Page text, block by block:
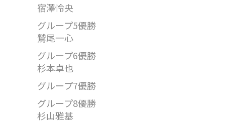
宿澤怜央
グループ5優勝
鷲尾一心
グループ6優勝
杉本卓也
グループ7優勝
グループ8優勝
杉山雅基